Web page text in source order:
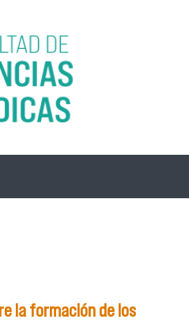
la formación de los